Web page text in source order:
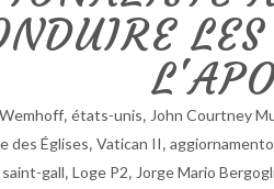
Wemhoff, états-unis, John Courtney
des Églises, Vatican II, aggiornamento
gall, Loge P2, Jorge Mario